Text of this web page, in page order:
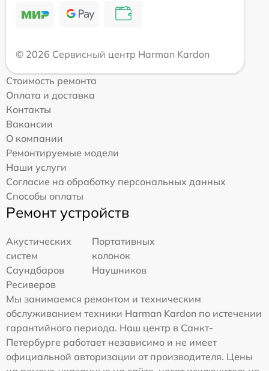
© 2026 Сервисный центр Harman Kardon
Стоимость ремонта
Оплата и доставка
Контакты
Вакансии
О компании
Ремонтируемые модели
Наши услуги
Согласие на обработку персональных данных
Способы оплаты
Ремонт устройств
Акустических
систем
Портативных
колонок
Саундбаров
Наушников
Ресиверов
Мы занимаемся ремонтом и техническим
обслуживанием техники Harman Kardon по истечении
гарантийного периода. Наш центр в Санкт-
Петербурге работает независимо и не имеет
официальной авторизации от производителя. Цены